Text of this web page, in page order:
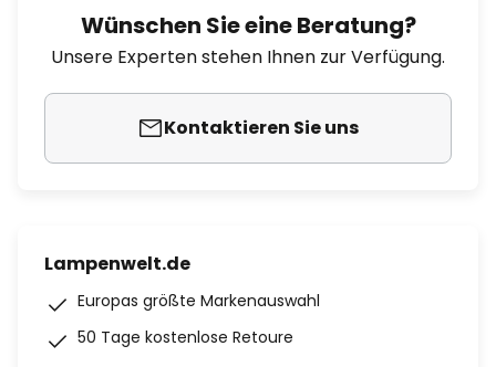
Wünschen Sie eine Beratung?
Unsere Experten stehen Ihnen zur Verfügung.
Kontaktieren Sie uns
Lampenwelt.de
Europas größte Markenauswahl
50 Tage kostenlose Retoure